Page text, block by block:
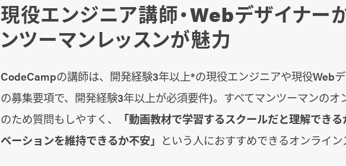
現役エンジニア講師・Webデザイナー
ンツーマンレッスンが魅力
CodeCampの講師は、開発経験3年以上*の現役エンジニアや現役Web
の募集要項で、開発経験3年以上が必須要件)。すべてマンツーマンのオ
のため質問もしやすく、
「動画教材で学習するスクールだと理解でき
ベーションを維持できるか不安」 という人におすすめできるオンライ